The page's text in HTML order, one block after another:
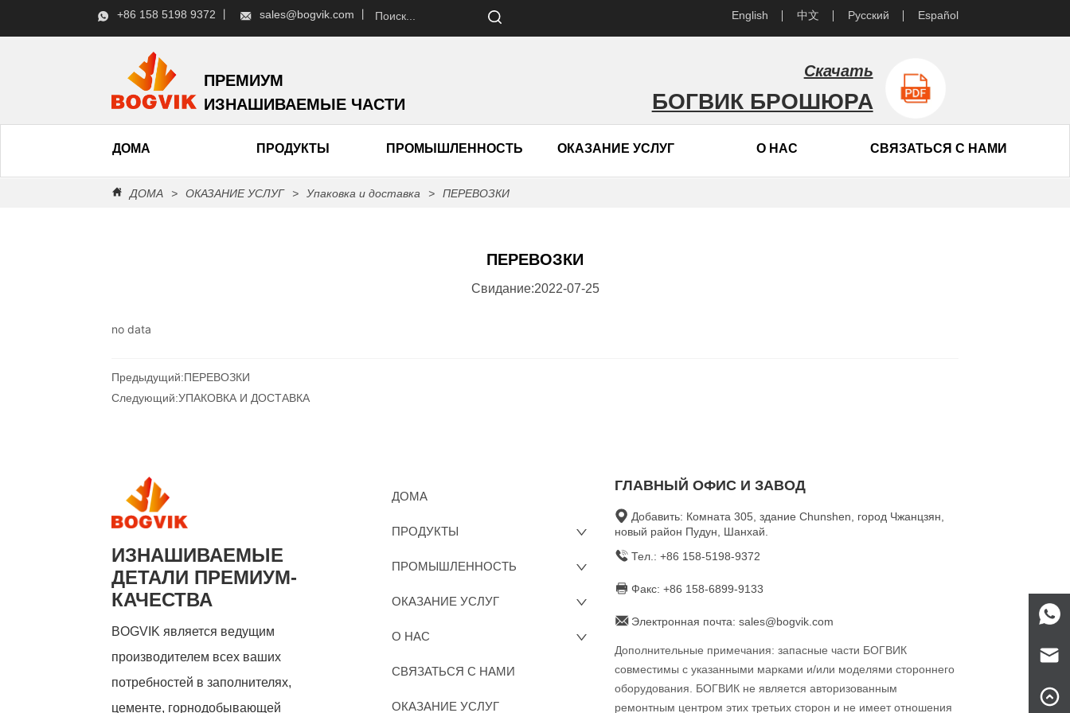
+86 158 5198 9372 丨 sales@bogvik.com 丨 English 中文 Русский Español
ПРЕМИУМ
ИЗНАШИВАЕМЫЕ ЧАСТИ
Скачать
БОГВИК БРОШЮРА
ДОМА ПРОДУКТЫ ПРОМЫШЛЕННОСТЬ ОКАЗАНИЕ УСЛУГ О НАС СВЯЗАТЬСЯ С НАМИ
ДОМА > ОКАЗАНИЕ УСЛУГ > Упаковка и доставка > ПЕРЕВОЗКИ
ПЕРЕВОЗКИ
Свидание:2022-07-25
no data
Предыдущий:ПЕРЕВОЗКИ
Следующий:УПАКОВКА И ДОСТАВКА
ИЗНАШИВАЕМЫЕ
ДЕТАЛИ ПРЕМИУМ-
КАЧЕСТВА
BOGVIK является ведущим
производителем всех ваших
потребностей в заполнителях,
цементе, горнодобывающей
ДОМА
ПРОДУКТЫ
ПРОМЫШЛЕННОСТЬ
ОКАЗАНИЕ УСЛУГ
О НАС
СВЯЗАТЬСЯ С НАМИ
ОКАЗАНИЕ УСЛУГ
ГЛАВНЫЙ ОФИС И ЗАВОД
Добавить: Комната 305, здание Chunshen, город Чжанцзян,
новый район Пудун, Шанхай.
Тел.: +86 158-5198-9372
Факс: +86 158-6899-9133
Электронная почта: sales@bogvik.com
Дополнительные примечания: запасные части БОГВИК
совместимы с указанными марками и/или моделями стороннего
оборудования. БОГВИК не является авторизованным
ремонтным центром этих третьих сторон и не имеет отношения